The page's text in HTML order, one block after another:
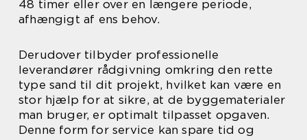
48 timer eller over en længere periode,
afhængigt af ens behov.
Derudover tilbyder professionelle
leverandører rådgivning omkring den rette
type sand til dit projekt, hvilket kan være en
stor hjælp for at sikre, at de byggematerialer
man bruger, er optimalt tilpasset opgaven.
Denne form for service kan spare tid og